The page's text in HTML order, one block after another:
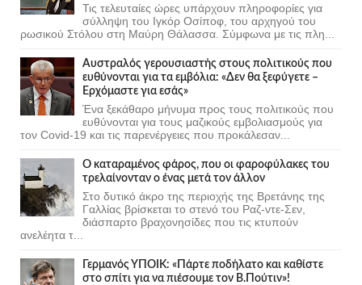
Τις τελευταίες ώρες υπάρχουν πληροφορίες για
σύλληψη του Ιγκόρ Οσίποφ, του αρχηγού του
ρωσικού Στόλου στη Μαύρη Θάλασσα. Σύμφωνα με τις πλη...
Αυστραλός γερουσιαστής στους πολιτικούς που
ευθύνονται για τα εμβόλια: «Δεν θα ξεφύγετε –
Ερχόμαστε για εσάς»
Ένα ξεκάθαρο μήνυμα προς τους πολιτικούς που
ευθύνονται για τους μαζικούς εμβολιασμούς για
τον Covid-19 και τις παρενέργειες που προκάλεσαν...
Ο καταραμένος φάρος, που οι φαροφύλακες του
τρελαίνονταν ο ένας μετά τον άλλον
Στο δυτικό άκρο της περιοχής της Βρετάνης της
Γαλλίας βρίσκεται το στενό του Ραζ-ντε-Σεν,
διάσπαρτο βραχονησίδες που τις κτυπούν
ανελέητα τ...
Γερμανός ΥΠΟΙΚ: «Πάρτε ποδήλατο και καθίστε
στο σπίτι για να πιέσουμε τον Β.Πούτιν»!